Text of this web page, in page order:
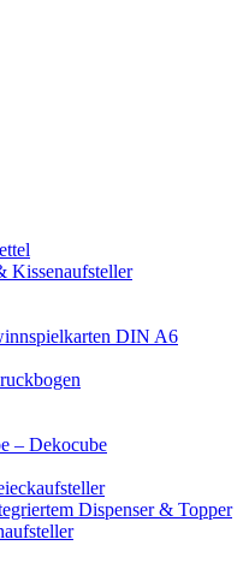
Kissenaufsteller
DIN A6
– Dekocube
Dispenser & Topper